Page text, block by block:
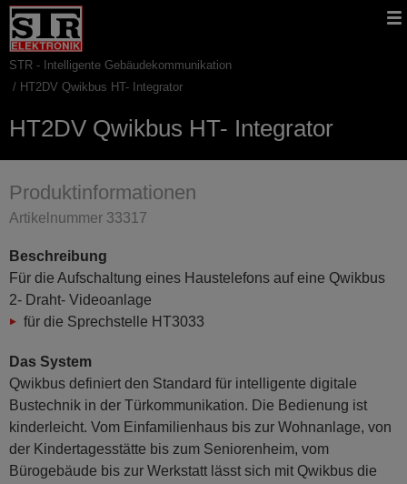
Gehe
direkt
zu:
STR
Website
Hauptnavigation
Pfadnavigation
STR - Intelligente Gebäudekommunikation
HT2DV Qwikbus HT- Integrator
HT2DV Qwikbus HT- Integrator
Produktinformationen
Artikelnummer 33317
Beschreibung
Für die Aufschaltung eines Haustelefons auf eine Qwikbus
2- Draht- Videoanlage
für die Sprechstelle HT3033
Das System
Qwikbus definiert den Standard für intelligente digitale
Bustechnik in der Türkommunikation. Die Bedienung ist
kinderleicht. Vom Einfamilienhaus bis zur Wohnanlage, von
der Kindertagesstätte bis zum Seniorenheim, vom
Bürogebäude bis zur Werkstatt lässt sich mit Qwikbus die